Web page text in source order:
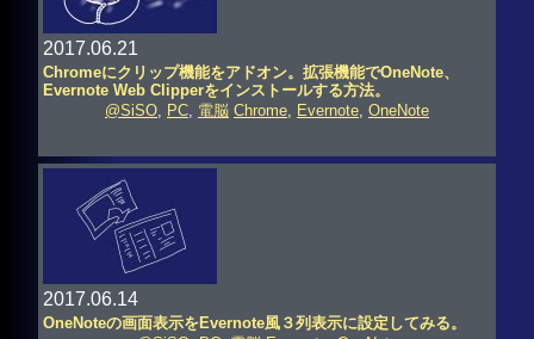
2017.06.21
Chromeにクリップ機能をアドオン。拡張機能でOneNote、
Evernote Web Clipperをインストールする方法。
@SiSO, PC, 電脳 Chrome, Evernote, OneNote
2017.06.14
OneNoteの画面表示をEvernote風３列表示に設定してみる。